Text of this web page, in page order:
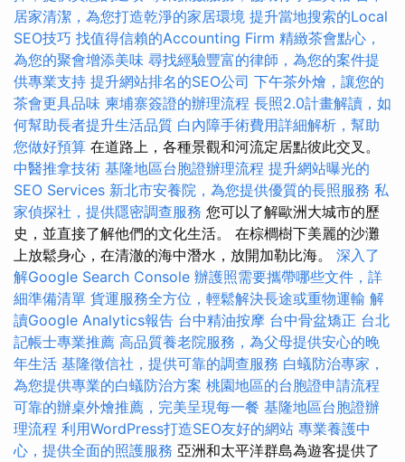
居家清潔，為您打造乾淨的家居環境 提升當地搜索的Local
SEO技巧 找值得信賴的Accounting Firm 精緻茶會點心，
為您的聚會增添美味 尋找經驗豐富的律師，為您的案件提
供專業支持 提升網站排名的SEO公司 下午茶外燴，讓您的
茶會更具品味 柬埔寨簽證的辦理流程 長照2.0計畫解讀，如
何幫助長者提升生活品質 白內障手術費用詳細解析，幫助
您做好預算 在道路上，各種景觀和河流定居點彼此交叉。
中醫推拿技術 基隆地區台胞證辦理流程 提升網站曝光的
SEO Services 新北市安養院，為您提供優質的長照服務 私
家偵探社，提供隱密調查服務 您可以了解歐洲大城市的歷
史，並直接了解他們的文化生活。 在棕櫚樹下美麗的沙灘
上放鬆身心，在清澈的海中潛水，放開加勒比海。 深入了
解Google Search Console 辦護照需要攜帶哪些文件，詳
細準備清單 貨運服務全方位，輕鬆解決長途或重物運輸 解
讀Google Analytics報告 台中精油按摩 台中骨盆矯正 台北
記帳士專業推薦 高品質養老院服務，為父母提供安心的晚
年生活 基隆徵信社，提供可靠的調查服務 白蟻防治專家，
為您提供專業的白蟻防治方案 桃園地區的台胞證申請流程
可靠的辦桌外燴推薦，完美呈現每一餐 基隆地區台胞證辦
理流程 利用WordPress打造SEO友好的網站 專業養護中
心，提供全面的照護服務 亞洲和太平洋群島為遊客提供了